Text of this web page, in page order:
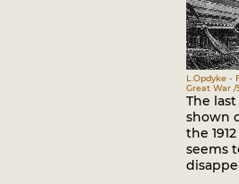
L.Opdyke -
Great War /
The last
shown
the
seems